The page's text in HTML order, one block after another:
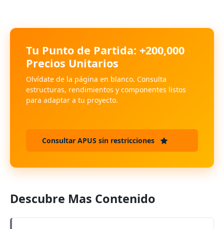
Tu Punto de Partida: +200,000
Precios Unitarios
Olvídate de la página en blanco. Consulta
estructuras, rendimientos y componentes listos
para adaptar a tu proyecto.
Consultar APUS sin restricciones
Descubre Mas Contenido